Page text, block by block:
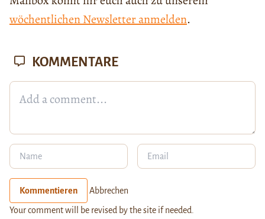
wöchentlichen Newsletter anmelden.
KOMMENTARE
Kommentieren Abbrechen
Your comment will be revised by the site if needed.